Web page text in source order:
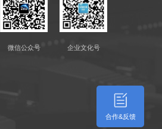
微信公众号 企业文化号
合作&反馈